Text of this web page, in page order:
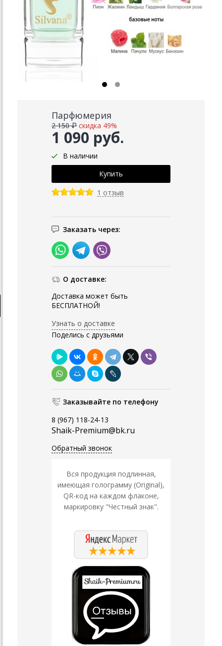
Парфюмерия
1 090 руб.
2 150 ₽ скидка 49%
В наличии
1 отзыв
Заказать через:
О доставке:
Доставка может быть
БЕСПЛАТНОЙ!
Узнать о доставке
Поделись с друзьями
Заказывайте по телефону
8 (967) 118-24-13
Shaik-Premium@bk.ru
Обратный звонок
Вся продукция подлинная,
имеющая голограмму (Original),
QR-код на каждом флаконе,
маркировку "Честный знак".